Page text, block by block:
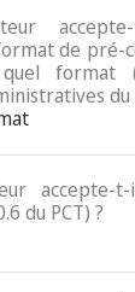
de pré-
format
du
accepte-
du PCT) ?